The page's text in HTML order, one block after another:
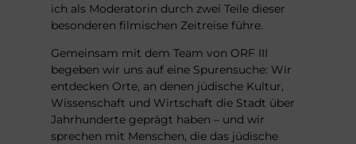
ich als Moderatorin durch zwei Teile dieser
besonderen filmischen Zeitreise führe.
Gemeinsam mit dem Team von ORF III
begeben wir uns auf eine Spurensuche: Wir
entdecken Orte, an denen jüdische Kultur,
Wissenschaft und Wirtschaft die Stadt über
Jahrhunderte geprägt haben – und wir
sprechen mit Menschen, die das jüdische